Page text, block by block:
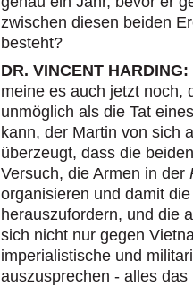
zwischen diesen beiden
besteht?
DR. VINCENT HARDING:
meine es auch jetzt noch,
unmöglich als die Tat
kann, der Martin von sich
überzeugt, dass die
Versuch, die Armen in der
organisieren und damit
herauszufordern, und die
sich nicht nur gegen
imperialistische und
auszusprechen - alles